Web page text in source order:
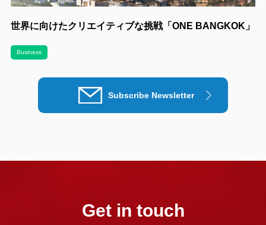
世界に向けたクリエイティブな挑戦「ONE BANGKOK」
Business
Subscribe Newsletter
Get in touch